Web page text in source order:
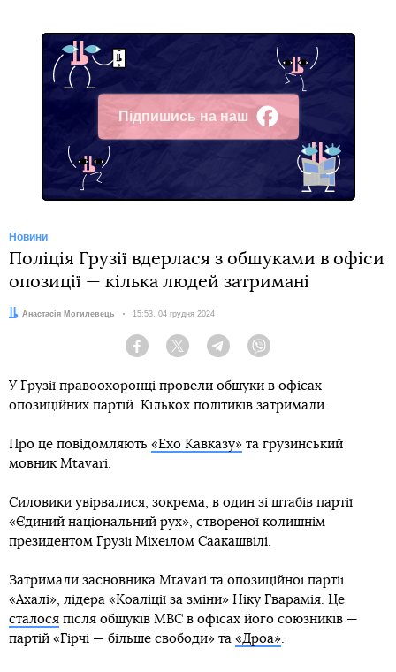
Підпишись на наш
Facebook
Новини
Поліція Грузії вдерлася з обшуками в офіси
опозиції — кілька людей затримані
Автор:
Анастасія Могилевець Дата:
15:53, 04 грудня 2024
Facebook Twitter Telegram
У Грузії правоохоронці провели обшуки в офісах
опозиційних партій. Кількох політиків затримали.
Про це повідомляють «Ехо Кавказу» та грузинський
мовник Mtavari.
Силовики увірвалися, зокрема, в один зі штабів партії
«Єдиний національний рух», створеної колишнім
президентом Грузії Міхеїлом Саакашвілі.
Затримали засновника Mtavari та опозиційної партії
«Ахалі», лідера «Коаліції за зміни» Ніку Гварамія. Це
сталося після обшуків МВС в офісах його союзників —
партій «Гірчі — більше свободи» та «Дроа».